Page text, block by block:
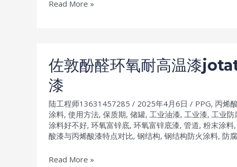
e88
色
防
锈
油
漆
佐
富
锌
底
漆
Barrier
80
推
土
Read More »
佐敦酚醛环氧耐高温漆
漆
陆工程师13631457285 / 2025年4月6日 / PPG, 丙烯
涂料, 使用方法, 保质期, 储罐, 工业油漆, 工业漆, 工业防
涂料好不好, 环氧富锌底, 环氧富锌底漆, 管道, 粉末涂料,
酸漆与丙烯酸漆特点对比, 钢结构, 钢结构防火涂料, 防腐
佐
Read More »